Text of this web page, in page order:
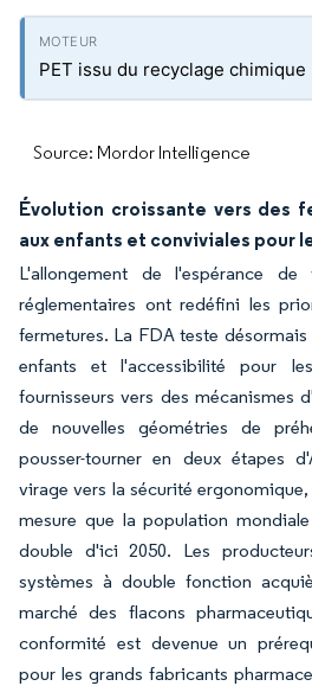
PET issu du recyclage chimique
Source: Mordor Intelligence
Évolution croissante vers des
aux enfants et conviviales pour
L'allongement de l'espérance
réglementaires ont redéfini les
fermetures. La FDA teste
enfants et l'accessibilité pour
fournisseurs vers des mécanismes
de nouvelles géométries de
pousser-tourner en deux étapes
virage vers la sécurité
mesure que la population
double d'ici 2050. Les
systèmes à double fonction
marché des flacons
conformité est devenue un
pour les grands fabricants